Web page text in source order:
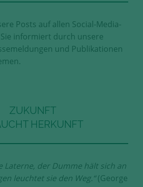
Posts auf allen Social-Media-
informiert durch unsere
und Publikationen
ZUKUNFT
HERKUNFT
Laterne, der Dumme hält sich an
leuchtet sie den Weg.“(George
für unsere Besucher
und schließen
genutzten Cookies erfahren